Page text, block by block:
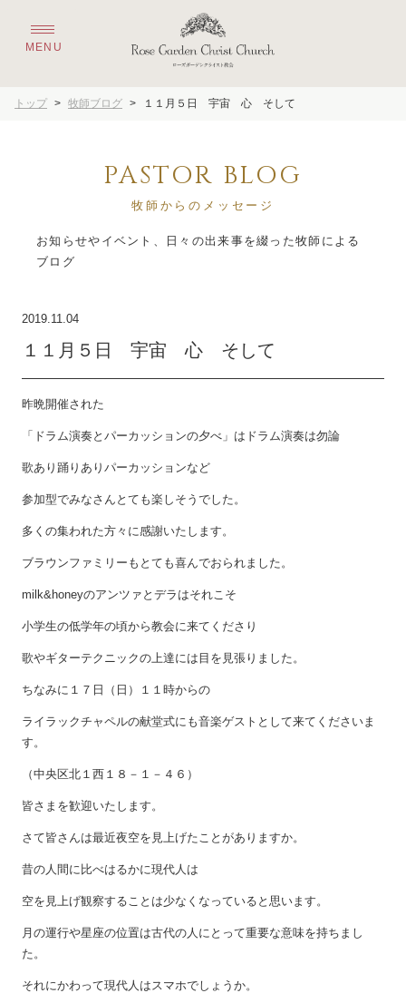
トップ > 牧師ブログ > １１月５日 宇宙 心 そして
PASTOR BLOG
牧師からのメッセージ
お知らせやイベント、日々の出来事を綴った牧師による
2019.11.04
１１月５日 宇宙 心 そして
昨晩開催された
「ドラム演奏とパーカッションの夕べ」はドラム演奏は勿論
歌あり踊りありパーカッションなど
参加型でみなさんとても楽しそうでした。
多くの集われた方々に感謝いたします。
ブラウンファミリーもとても喜んでおられました。
milk&honeyのアンツァとデラはそれこそ
小学生の低学年の頃から教会に来てくださり
歌やギターテクニックの上達には目を見張りました。
ちなみに１７日（日）１１時からの
ライラックチャペルの献堂式にも音楽ゲストとして来てくださいま
す。
（中央区北１西１８－１－４６）
皆さまを歓迎いたします。
さて皆さんは最近夜空を見上げたことがありますか。
昔の人間に比べはるかに現代人は
空を見上げ観察することは少なくなっていると思います。
月の運行や星座の位置は古代の人にとって重要な意味を持ちまし
た。
それにかわって現代人はスマホでしょうか。